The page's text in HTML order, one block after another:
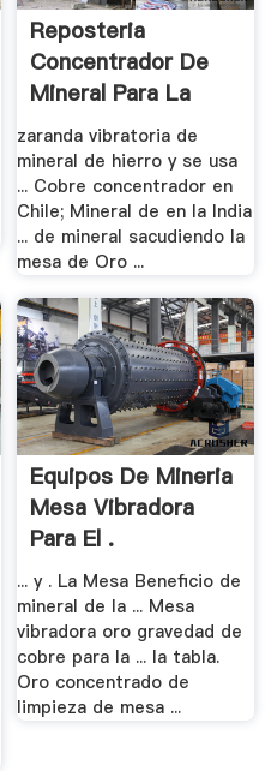
Reposteria
Concentrador De
Mineral Para La
Venta
zaranda vibratoria de
mineral de hierro y se usa
... Cobre concentrador en
Chile; Mineral de en la India
... de mineral sacudiendo la
mesa de Oro ...
Equipos De Mineria
Mesa Vibradora
Para El .
... y . La Mesa Beneficio de
mineral de la ... Mesa
vibradora oro gravedad de
cobre para la ... la tabla.
Oro concentrado de
limpieza de mesa ...